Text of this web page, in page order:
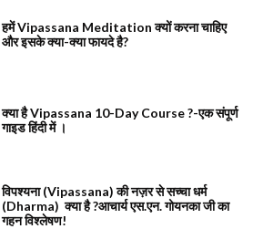
हमें Vipassana Meditation क्यों करना चाहिए
और इसके क्या-क्या फायदे है?
क्या है Vipassana 10-Day Course ?-एक संपूर्ण
गाइड हिंदी में ।
विपश्यना (Vipassana) की नज़र से सच्चा धर्म
(Dharma) क्या है ?आचार्य एस.एन. गोयनका जी का
गहन विश्लेषण!